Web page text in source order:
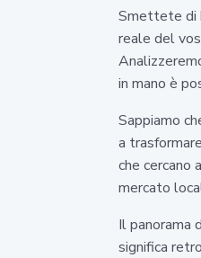
Smettete di
reale del
in mano è
Sappiamo
a
che cercano
mercato
Il panorama
significa